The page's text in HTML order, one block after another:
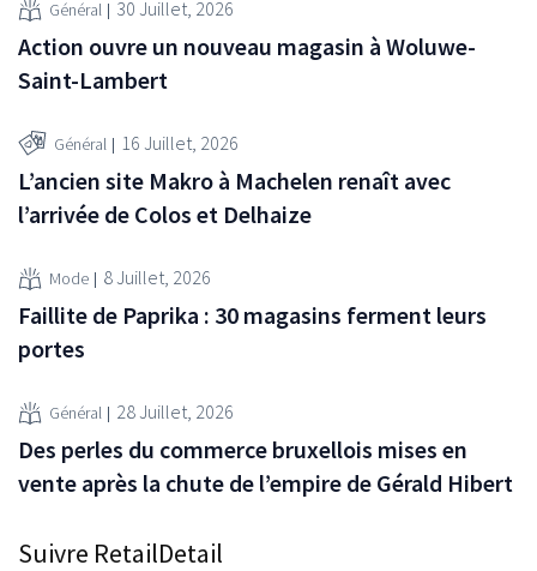
Général 30 Juillet, 2026
Action ouvre un nouveau magasin à Woluwe-
Saint-Lambert
Général 16 Juillet, 2026
L’ancien site Makro à Machelen renaît avec
l’arrivée de Colos et Delhaize
Mode 8 Juillet, 2026
Faillite de Paprika : 30 magasins ferment leurs
portes
Général 28 Juillet, 2026
Des perles du commerce bruxellois mises en
vente après la chute de l’empire de Gérald Hibert
Suivre RetailDetail